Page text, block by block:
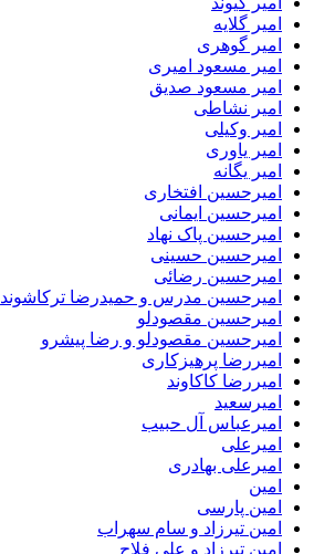
امیر گلایه
امیر گوهری
امیر مسعود امیری
امیر مسعود صدیق
امیر نشاطی
امیر وکیلی
امیر یاوری
امیر یگانه
امیرحسین افتخاری
امیرحسین ایمانی
امیرحسین پاک نهاد
امیرحسین حسینی
امیرحسین رضائی
امیرحسین مدرس و حمیدرضا ترکاشوند
امیرحسین مقصودلو
امیرحسین مقصودلو و رضا پیشرو
امیررضا پرهیزکاری
امیررضا کاکاوند
امیرسعید
امیرعباس آل حبیب
امیرعلی
امیرعلی بهادری
امین
امین پارسی
امین تیرزاد و سام سهراب
امین تیرزاد و علی فلاح